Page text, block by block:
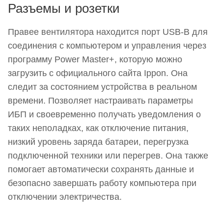
Разъемы и розетки
Правее вентилятора находится порт USB-B для
соединения с компьютером и управления через
программу Power Master+, которую можно
загрузить с официального сайта Ippon. Она
следит за состоянием устройства в реальном
времени. Позволяет настраивать параметры
ИБП и своевременно получать уведомления о
таких неполадках, как отключение питания,
низкий уровень заряда батареи, перегрузка
подключенной техники или перегрев. Она также
помогает автоматически сохранять данные и
безопасно завершать работу компьютера при
отключении электричества.